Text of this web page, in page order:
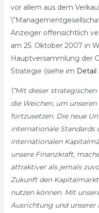
vor allem aus dem
Anzeiger offensichtlich
am 25. Oktober 2007 in
Hauptversammlung der
Strategie (siehe im
\”Mit dieser
die Weichen, um
fortzusetzen. Die neue
internationale Standards
internationalen
unsere Finanzkraft,
attraktiver als jemals
Zukunft den
nutzen können. Mit
Ausrichtung und unserer